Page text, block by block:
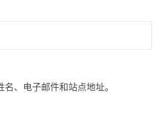
、电子邮件和站点地址。